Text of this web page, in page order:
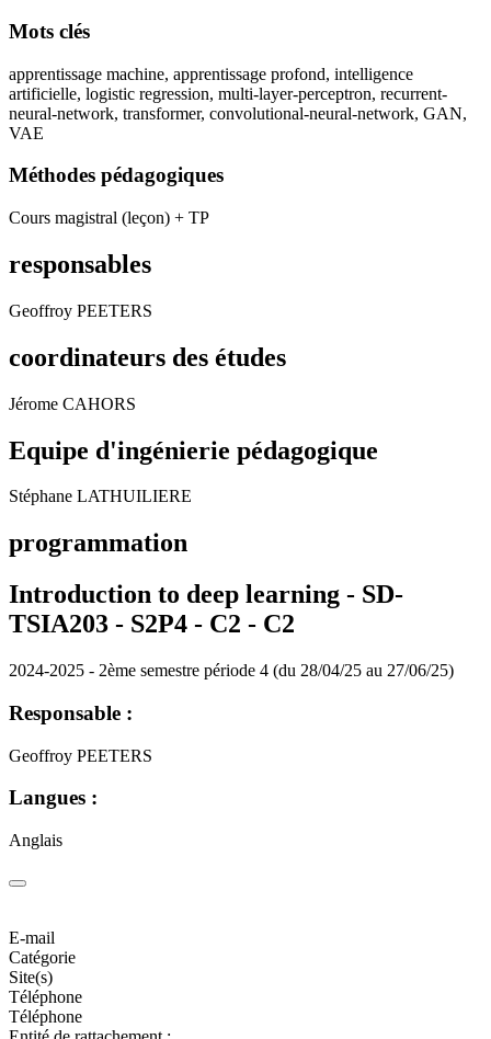
Mots clés
apprentissage machine, apprentissage profond, intelligence
artificielle, logistic regression, multi-layer-perceptron, recurrent-
neural-network, transformer, convolutional-neural-network, GAN,
VAE
Méthodes pédagogiques
Cours magistral (leçon) + TP
responsables
Geoffroy PEETERS
coordinateurs des études
Jérome CAHORS
Equipe d'ingénierie pédagogique
Stéphane LATHUILIERE
programmation
Introduction to deep learning - SD-
TSIA203 - S2P4 - C2 - C2
2024-2025 - 2ème semestre période 4 (du 28/04/25 au 27/06/25)
Responsable :
Geoffroy PEETERS
Langues :
Anglais
E-mail
Catégorie
Site(s)
Téléphone
Téléphone